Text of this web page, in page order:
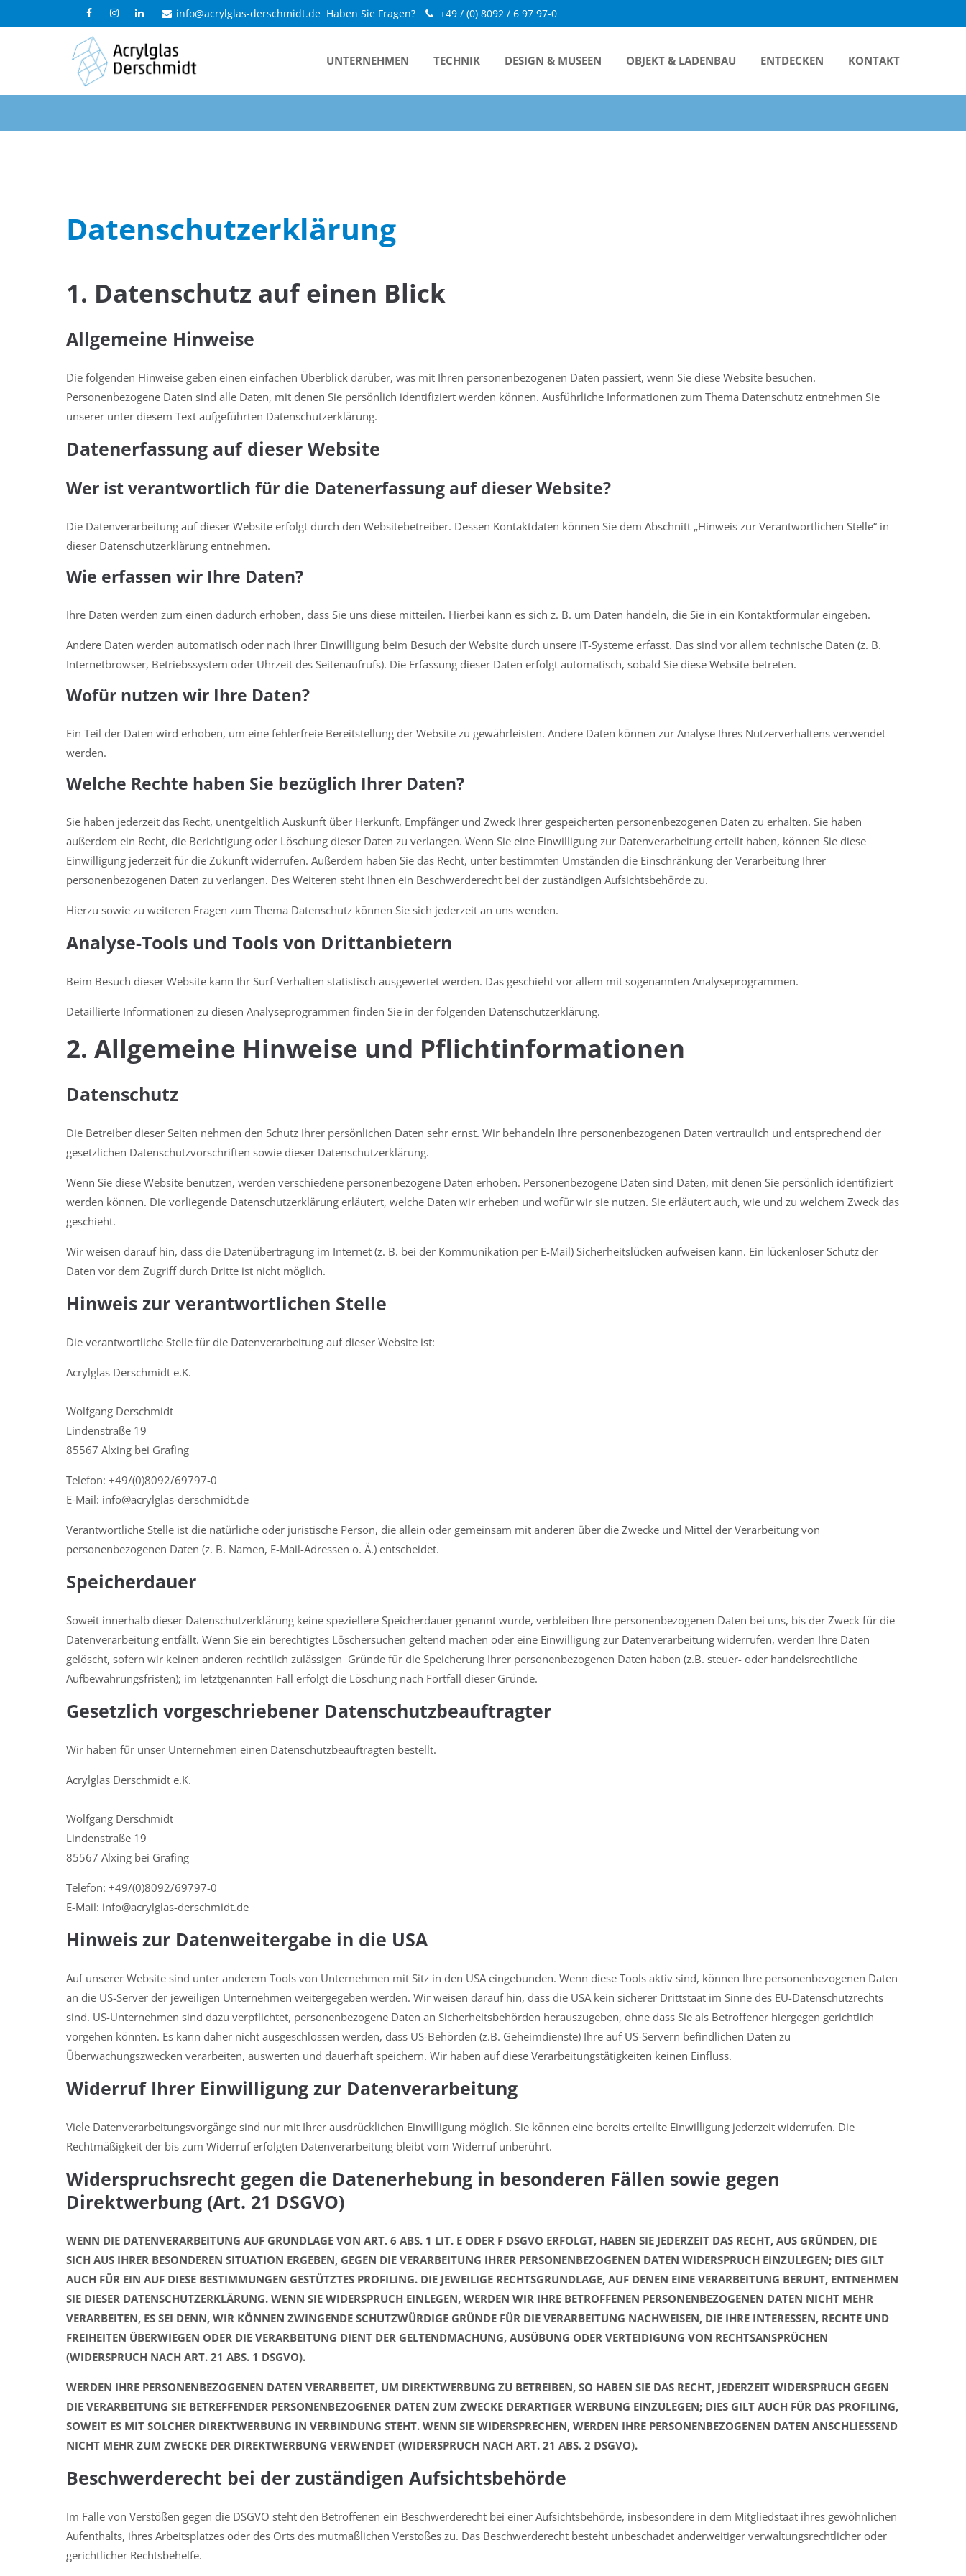
info@acrylglas-derschmidt.de Haben Sie Fragen? +49 / (0) 8092 / 6 97 97-0
UNTERNEHMEN TECHNIK DESIGN & MUSEEN OBJEKT & LADENBAU ENTDECKEN KONTAKT
Datenschutzerklärung
1. Datenschutz auf einen Blick
Allgemeine Hinweise
Die folgenden Hinweise geben einen einfachen Überblick darüber, was mit Ihren personenbezogenen Daten passiert, wenn Sie diese Website besuchen.
Personenbezogene Daten sind alle Daten, mit denen Sie persönlich identifiziert werden können. Ausführliche Informationen zum Thema Datenschutz entnehmen Sie
unserer unter diesem Text aufgeführten Datenschutzerklärung.
Datenerfassung auf dieser Website
Wer ist verantwortlich für die Datenerfassung auf dieser Website?
Die Datenverarbeitung auf dieser Website erfolgt durch den Websitebetreiber. Dessen Kontaktdaten können Sie dem Abschnitt „Hinweis zur Verantwortlichen Stelle“ in
dieser Datenschutzerklärung entnehmen.
Wie erfassen wir Ihre Daten?
Ihre Daten werden zum einen dadurch erhoben, dass Sie uns diese mitteilen. Hierbei kann es sich z. B. um Daten handeln, die Sie in ein Kontaktformular eingeben.
Andere Daten werden automatisch oder nach Ihrer Einwilligung beim Besuch der Website durch unsere IT-Systeme erfasst. Das sind vor allem technische Daten (z. B.
Internetbrowser, Betriebssystem oder Uhrzeit des Seitenaufrufs). Die Erfassung dieser Daten erfolgt automatisch, sobald Sie diese Website betreten.
Wofür nutzen wir Ihre Daten?
Ein Teil der Daten wird erhoben, um eine fehlerfreie Bereitstellung der Website zu gewährleisten. Andere Daten können zur Analyse Ihres Nutzerverhaltens verwendet
werden.
Welche Rechte haben Sie bezüglich Ihrer Daten?
Sie haben jederzeit das Recht, unentgeltlich Auskunft über Herkunft, Empfänger und Zweck Ihrer gespeicherten personenbezogenen Daten zu erhalten. Sie haben
außerdem ein Recht, die Berichtigung oder Löschung dieser Daten zu verlangen. Wenn Sie eine Einwilligung zur Datenverarbeitung erteilt haben, können Sie diese
Einwilligung jederzeit für die Zukunft widerrufen. Außerdem haben Sie das Recht, unter bestimmten Umständen die Einschränkung der Verarbeitung Ihrer
personenbezogenen Daten zu verlangen. Des Weiteren steht Ihnen ein Beschwerderecht bei der zuständigen Aufsichtsbehörde zu.
Hierzu sowie zu weiteren Fragen zum Thema Datenschutz können Sie sich jederzeit an uns wenden.
Analyse-Tools und Tools von Dritt­anbietern
Beim Besuch dieser Website kann Ihr Surf-Verhalten statistisch ausgewertet werden. Das geschieht vor allem mit sogenannten Analyseprogrammen.
Detaillierte Informationen zu diesen Analyseprogrammen finden Sie in der folgenden Datenschutzerklärung.
2. Allgemeine Hinweise und Pflicht­informationen
Datenschutz
Die Betreiber dieser Seiten nehmen den Schutz Ihrer persönlichen Daten sehr ernst. Wir behandeln Ihre personenbezogenen Daten vertraulich und entsprechend der
gesetzlichen Datenschutzvorschriften sowie dieser Datenschutzerklärung.
Wenn Sie diese Website benutzen, werden verschiedene personenbezogene Daten erhoben. Personenbezogene Daten sind Daten, mit denen Sie persönlich identifiziert
werden können. Die vorliegende Datenschutzerklärung erläutert, welche Daten wir erheben und wofür wir sie nutzen. Sie erläutert auch, wie und zu welchem Zweck das
geschieht.
Wir weisen darauf hin, dass die Datenübertragung im Internet (z. B. bei der Kommunikation per E-Mail) Sicherheitslücken aufweisen kann. Ein lückenloser Schutz der
Daten vor dem Zugriff durch Dritte ist nicht möglich.
Hinweis zur verantwortlichen Stelle
Die verantwortliche Stelle für die Datenverarbeitung auf dieser Website ist:
Acrylglas Derschmidt e.K.
Wolfgang Derschmidt
Lindenstraße 19
85567 Alxing bei Grafing
Telefon: +49/(0)8092/69797-0
E-Mail: info@acrylglas-derschmidt.de
Verantwortliche Stelle ist die natürliche oder juristische Person, die allein oder gemeinsam mit anderen über die Zwecke und Mittel der Verarbeitung von
personenbezogenen Daten (z. B. Namen, E-Mail-Adressen o. Ä.) entscheidet.
Speicherdauer
Soweit innerhalb dieser Datenschutzerklärung keine speziellere Speicherdauer genannt wurde, verbleiben Ihre personenbezogenen Daten bei uns, bis der Zweck für die
Datenverarbeitung entfällt. Wenn Sie ein berechtigtes Löschersuchen geltend machen oder eine Einwilligung zur Datenverarbeitung widerrufen, werden Ihre Daten
gelöscht, sofern wir keinen anderen rechtlich zulässigen Gründe für die Speicherung Ihrer personenbezogenen Daten haben (z.B. steuer- oder handelsrechtliche
Aufbewahrungsfristen); im letztgenannten Fall erfolgt die Löschung nach Fortfall dieser Gründe.
Gesetzlich vorgeschriebener Datenschutz­beauftragter
Wir haben für unser Unternehmen einen Datenschutzbeauftragten bestellt.
Acrylglas Derschmidt e.K.
Wolfgang Derschmidt
Lindenstraße 19
85567 Alxing bei Grafing
Telefon: +49/(0)8092/69797-0
E-Mail: info@acrylglas-derschmidt.de
Hinweis zur Datenweitergabe in die USA
Auf unserer Website sind unter anderem Tools von Unternehmen mit Sitz in den USA eingebunden. Wenn diese Tools aktiv sind, können Ihre personenbezogenen Daten
an die US-Server der jeweiligen Unternehmen weitergegeben werden. Wir weisen darauf hin, dass die USA kein sicherer Drittstaat im Sinne des EU-Datenschutzrechts
sind. US-Unternehmen sind dazu verpflichtet, personenbezogene Daten an Sicherheitsbehörden herauszugeben, ohne dass Sie als Betroffener hiergegen gerichtlich
vorgehen könnten. Es kann daher nicht ausgeschlossen werden, dass US-Behörden (z.B. Geheimdienste) Ihre auf US-Servern befindlichen Daten zu
Überwachungszwecken verarbeiten, auswerten und dauerhaft speichern. Wir haben auf diese Verarbeitungstätigkeiten keinen Einfluss.
Widerruf Ihrer Einwilligung zur Datenverarbeitung
Viele Datenverarbeitungsvorgänge sind nur mit Ihrer ausdrücklichen Einwilligung möglich. Sie können eine bereits erteilte Einwilligung jederzeit widerrufen. Die
Rechtmäßigkeit der bis zum Widerruf erfolgten Datenverarbeitung bleibt vom Widerruf unberührt.
Widerspruchsrecht gegen die Datenerhebung in besonderen Fällen sowie gegen
Direktwerbung (Art. 21 DSGVO)
WENN DIE DATENVERARBEITUNG AUF GRUNDLAGE VON ART. 6 ABS. 1 LIT. E ODER F DSGVO ERFOLGT, HABEN SIE JEDERZEIT DAS RECHT, AUS GRÜNDEN, DIE
SICH AUS IHRER BESONDEREN SITUATION ERGEBEN, GEGEN DIE VERARBEITUNG IHRER PERSONENBEZOGENEN DATEN WIDERSPRUCH EINZULEGEN; DIES GILT
AUCH FÜR EIN AUF DIESE BESTIMMUNGEN GESTÜTZTES PROFILING. DIE JEWEILIGE RECHTSGRUNDLAGE, AUF DENEN EINE VERARBEITUNG BERUHT, ENTNEHMEN
SIE DIESER DATENSCHUTZERKLÄRUNG. WENN SIE WIDERSPRUCH EINLEGEN, WERDEN WIR IHRE BETROFFENEN PERSONENBEZOGENEN DATEN NICHT MEHR
VERARBEITEN, ES SEI DENN, WIR KÖNNEN ZWINGENDE SCHUTZWÜRDIGE GRÜNDE FÜR DIE VERARBEITUNG NACHWEISEN, DIE IHRE INTERESSEN, RECHTE UND
FREIHEITEN ÜBERWIEGEN ODER DIE VERARBEITUNG DIENT DER GELTENDMACHUNG, AUSÜBUNG ODER VERTEIDIGUNG VON RECHTSANSPRÜCHEN
(WIDERSPRUCH NACH ART. 21 ABS. 1 DSGVO).
WERDEN IHRE PERSONENBEZOGENEN DATEN VERARBEITET, UM DIREKTWERBUNG ZU BETREIBEN, SO HABEN SIE DAS RECHT, JEDERZEIT WIDERSPRUCH GEGEN
DIE VERARBEITUNG SIE BETREFFENDER PERSONENBEZOGENER DATEN ZUM ZWECKE DERARTIGER WERBUNG EINZULEGEN; DIES GILT AUCH FÜR DAS PROFILING,
SOWEIT ES MIT SOLCHER DIREKTWERBUNG IN VERBINDUNG STEHT. WENN SIE WIDERSPRECHEN, WERDEN IHRE PERSONENBEZOGENEN DATEN ANSCHLIESSEND
NICHT MEHR ZUM ZWECKE DER DIREKTWERBUNG VERWENDET (WIDERSPRUCH NACH ART. 21 ABS. 2 DSGVO).
Beschwerde­recht bei der zuständigen Aufsichts­behörde
Im Falle von Verstößen gegen die DSGVO steht den Betroffenen ein Beschwerderecht bei einer Aufsichtsbehörde, insbesondere in dem Mitgliedstaat ihres gewöhnlichen
Aufenthalts, ihres Arbeitsplatzes oder des Orts des mutmaßlichen Verstoßes zu. Das Beschwerderecht besteht unbeschadet anderweitiger verwaltungsrechtlicher oder
gerichtlicher Rechtsbehelfe.